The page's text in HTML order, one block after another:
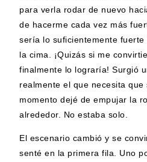
para verla rodar de nuevo
de hacerme cada vez más
sería lo suficientemente
la cima. ¡Quizás si me
finalmente lo lograría! Surgió
realmente el que necesita que
momento dejé de empujar la
alrededor. No estaba solo.
El escenario cambió y se
senté en la primera fila. Uno